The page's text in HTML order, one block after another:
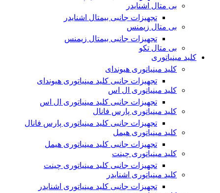
بی متال اشنایدر
تجهیزات جانبی بیمتال اشنایدر
بی متال زیمنس
تجهیزات جانبی بیمتال زیمنس
بی متال تکو
کلید مینیاتوری
کلید مینیاتوری هیوندای
تجهیزات جانبی کلید مینیاتوری هیوندای
کلید مینیاتوری ال اس
تجهیزات جانبی کلید مینیاتوری ال اس
کلید مینیاتوری پارس فانال
تجهیزات جانبی کلید مینیاتوری پارس فانال
کلید مینیاتوری هیمل
تجهیزات جانبی کلید مینیاتوری هیمل
کلید مینیاتوری چینت
تجهیزات جانبی کلید مینیاتوری چینت
کلید مینیاتوری اشنایدر
تجهیزات جانبی کلید مینیاتوری اشنایدر